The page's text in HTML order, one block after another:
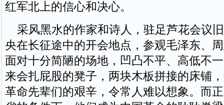
红军北上的信心和决心。
采风黑水的作家和诗人，驻足芦花会议
央在长征途中的开会地点，参观毛泽东、
面对十分简陋的场地，凹凸不平、高低不
来会扎屁股的凳子，两块木板拼接的床铺
革命先辈们的艰辛，令常人难以想象。而